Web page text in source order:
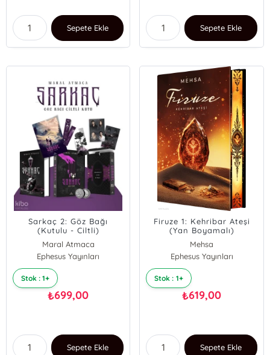
Sepete Ekle Sepete Ekle
Sarkaç 2: Göz Bağı
(Kutulu - Ciltli)
Maral Atmaca
Ephesus Yayınları
Stok : 1+
₺699,00
Sepete Ekle
Firuze 1: Kehribar Ateşi
(Yan Boyamalı)
Mehsa
Ephesus Yayınları
Stok : 1+
₺619,00
Sepete Ekle